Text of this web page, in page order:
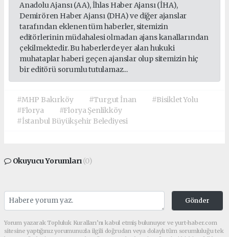
Anadolu Ajansı (AA), İhlas Haber Ajansı (İHA),
Demirören Haber Ajansı (DHA) ve diğer ajanslar
tarafından eklenen tüm haberler, sitemizin
editörlerinin müdahalesi olmadan ajans kanallarından
çekilmektedir. Bu haberlerde yer alan hukuki
muhataplar haberi geçen ajanslar olup sitemizin hiç
bir editörü sorumlu tutulamaz...
#MHP Bakırköy #Turgut İnan
#Bisiklet Yolu
#Florya
#Florya Şenlikköy
#İstanbul Büyükşehir Belediyesi
Okuyucu Yorumları(0)
Gönder
Yorum yazarak Topluluk Kuralları’nı kabul etmiş bulunuyor ve yurt-haber.com
sitesine yaptığınız yorumunuzla ilgili doğrudan veya dolaylı tüm sorumluluğu tek